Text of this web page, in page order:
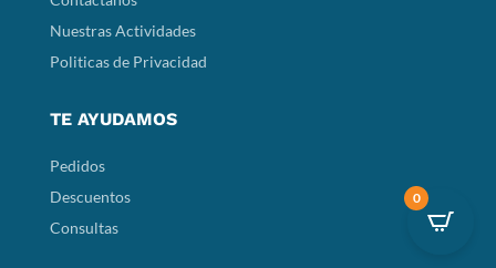
Nuestras Actividades
Politicas de Privacidad
TE AYUDAMOS
Pedidos
Descuentos
Consultas
0